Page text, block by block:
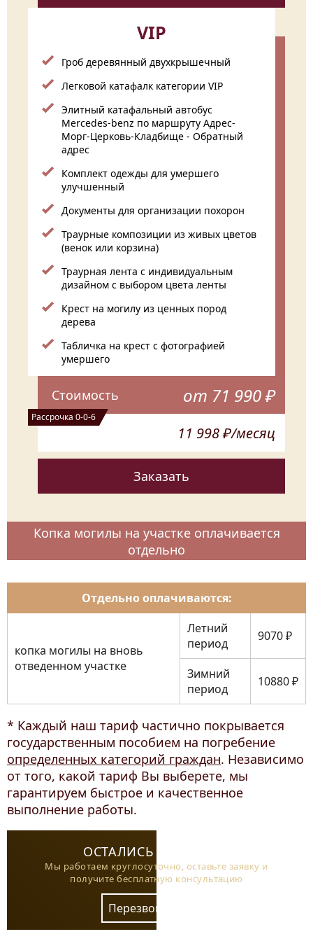
VIP
Гроб деревянный двухкрышечный
Легковой катафалк категории VIP
Элитный катафальный автобус
Mercedes-benz по маршруту Адрес-
Морг-Церковь-Кладбище - Обратный
адрес
Комплект одежды для умершего
улучшенный
Документы для организации похорон
Траурные композиции из живых цветов
(венок или корзина)
Траурная лента с индивидуальным
дизайном с выбором цвета ленты
Крест на могилу из ценных пород
дерева
Табличка на крест с фотографией
умершего
Стоимость от 71 990 ₽
Рассрочка 0-0-6
11 998 ₽/месяц
Заказать
Копка могилы на участке оплачивается
отдельно
Отдельно оплачиваются:
копка могилы на вновь
отведенном участке
Летний
период
9070 ₽
Зимний
период
10880 ₽
* Каждый наш тариф частично покрывается
государственным пособием на погребение
определенных категорий граждан. Независимо
от того, какой тариф Вы выберете, мы
гарантируем быстрое и качественное
выполнение работы.
ОСТАЛИСЬ ВОПРОСЫ?
Мы работаем круглосуточно, оставьте заявку и
получите бесплатную консультацию
Перезвоните мне